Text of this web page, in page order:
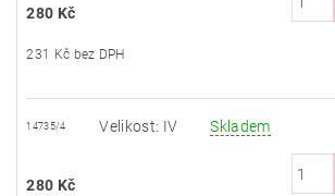
280 Kč
231 Kč bez DPH
14735/4 Velikost: IV Skladem
280 Kč